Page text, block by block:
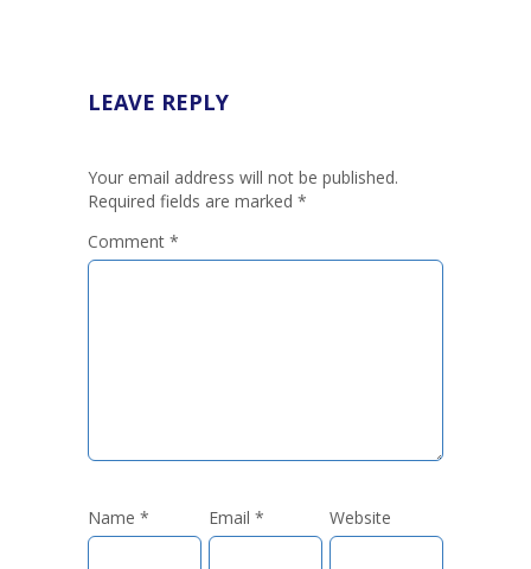
LEAVE REPLY
Your email address will not be published.
Required fields are marked *
Comment *
Name * Email * Website